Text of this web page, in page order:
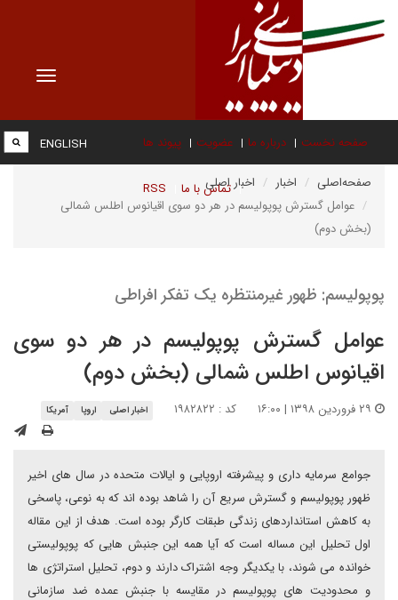
Toggle
صفحه نخست درباره ما عضویت پیوند ها
تماس با ما RSS
ENGLISH
صفحه‌اصلی اخبار
اخبار اصلی
عوامل گسترش پوپولیسم در هر دو سوی اقیانوس اطلس شمالی
(بخش دوم)
پوپولیسم: ظهور غیرمنتظره یک تفکر افراطی
عوامل گسترش پوپولیسم در هر دو سوی
اقیانوس اطلس شمالی (بخش دوم)
کد : ۱۹۸۲۸۲۲ اخبار اصلی اروپا آمریکا
جوامع سرمایه داری و پیشرفته اروپایی و ایالات متحده در سال های اخیر
ظهور پوپولیسم و گسترش سریع آن را شاهد بوده اند که به نوعی، پاسخی
به کاهش استانداردهای زندگی طبقات کارگر بوده است. هدف از این مقاله
اول تحلیل این مساله است که آیا همه این جنبش هایی که پوپولیستی
خوانده می شوند، با یکدیگر وجه اشتراک دارند و دوم، تحلیل استراتژی ها
و محدودیت های پوپولیسم در مقایسه با جنبش عمده ضد سازمانی